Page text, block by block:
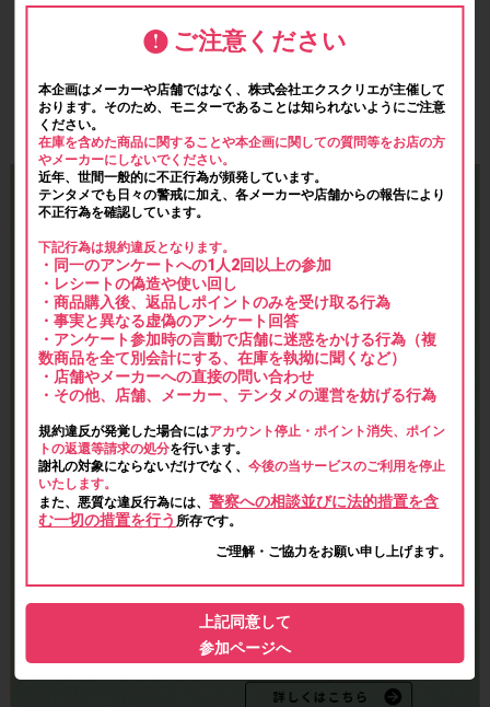
ご注意ください
本企画はメーカーや店舗ではなく、株式会社エクスクリエが主催して
おります。そのため、モニターであることは知られないようにご注意
ください。
在庫を含めた商品に関することや本企画に関しての質問等をお店の方
やメーカーにしないでください。
近年、世間一般的に不正行為が頻発しています。
テンタメでも日々の警戒に加え、各メーカーや店舗からの報告により
不正行為を確認しています。
下記行為は規約違反となります。
・同一のアンケートへの1人2回以上の参加
・レシートの偽造や使い回し
・商品購入後、返品しポイントのみを受け取る行為
・事実と異なる虚偽のアンケート回答
・アンケート参加時の言動で店舗に迷惑をかける行為（複
数商品を全て別会計にする、在庫を執拗に聞くなど）
・店舗やメーカーへの直接の問い合わせ
・その他、店舗、メーカー、テンタメの運営を妨げる行為
規約違反が発覚した場合にはアカウント停止・ポイント消失、ポイン
トの返還等請求の処分を行います。
謝礼の対象にならないだけでなく、今後の当サービスのご利用を停止
いたします。
また、悪質な違反行為には、警察への相談並びに法的措置を含
む一切の措置を行う 所存です。
ご理解・ご協力をお願い申し上げます。
上記同意して
参加ページへ